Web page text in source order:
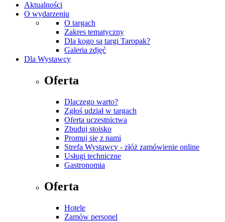
Aktualności
O wydarzeniu
O targach
Zakres tematyczny
Dla kogo są targi Taropak?
Galeria zdjęć
Dla Wystawcy
Oferta
Dlaczego warto?
Zgłoś udział w targach
Oferta uczestnictwa
Zbuduj stoisko
Promuj się z nami
Strefa Wystawcy - złóż zamówienie online
Usługi techniczne
Gastronomia
Oferta
Hotele
Zamów personel